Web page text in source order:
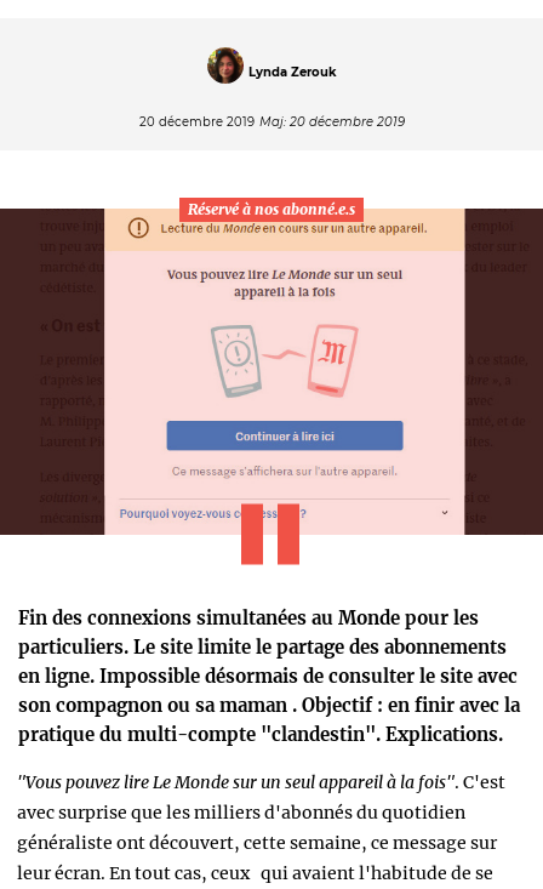
Lynda Zerouk
20 décembre 2019 Maj: 20 décembre 2019
Réservé à nos abonné.e.s
Fin des connexions simultanées au Monde pour les
particuliers. Le site limite le partage des abonnements
en ligne. Impossible désormais de consulter le site avec
son compagnon ou sa maman . Objectif : en finir avec la
pratique du multi-compte "clandestin". Explications.
"Vous pouvez lire Le Monde sur un seul appareil à la fois". C'est
avec surprise que les milliers d'abonnés du quotidien
généraliste ont découvert, cette semaine, ce message sur
leur écran. En tout cas, ceux qui avaient l'habitude de se